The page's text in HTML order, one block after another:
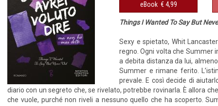
eBook € 4,99
Things I Wanted To Say But
Sexy e spietato, Whit
regno. Ogni volta che Summer
a debita distanza da lui,
Summer e rimane ferito.
prevale. E così decide di
diario con un segreto che, se rivelato, potrebbe rovinarla. È allora
che vuole, purché non riveli a nessuno quello che ha scoperto.